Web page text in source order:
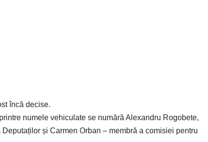
încă decise.
numele vehiculate se numără Alexandru Rogobete,
și Carmen Orban – membră a comisiei pentru